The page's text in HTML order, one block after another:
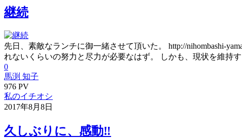
継続
先日、素敵なランチに御一緒させて頂いた。 http://nihombashi-
れないくらいの努力と尽力が必要なはず。 しかも、現状を維持
0
馬渕 知子
976 PV
私のイチオシ
2017年8月8日
久しぶりに、感動‼︎